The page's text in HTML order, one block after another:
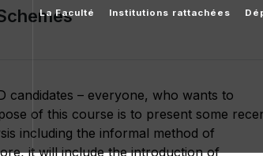
La Faculté Institutions rattachées
candidates – everyone, who wants to
of this course is to present some
including the informal method of
it will include the introduction of